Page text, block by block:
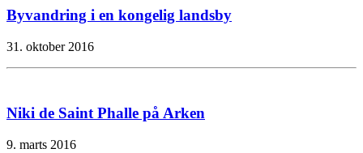
Byvandring i en kongelig landsby
31. oktober 2016
Niki de Saint Phalle på Arken
9. marts 2016